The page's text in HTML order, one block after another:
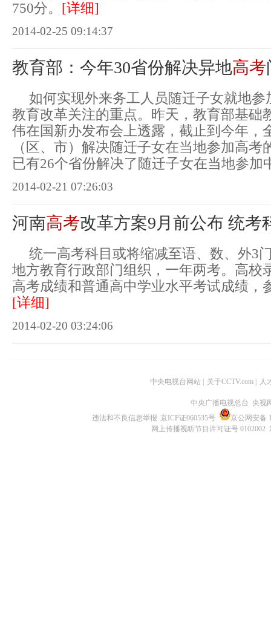
750分。 [详细]
2014-02-25 09:14:37
教育部：今年30省份解决异地高考
如何实现外来务工人员随迁子女就地
教育改革关注的重点。昨天，教育部基础
伟在国新办发布会上透露，截止到今年，
（区、市）解决随迁子女在当地参加高考
已有26个省份解决了随迁子女在当地参加
2014-02-21 07:26:03
河南高考改革方案9月前公布 统考
统一高考科目或将缩减至语、数、外3
地方教育行政部门组织，一年两考。高校
高考成绩和普通高中学业水平考试成绩，
[详细]
2014-02-20 03:24:06
中央电视台网站 关于CCTV.com 人
中央广播电视总台 央视
违法和不良信息举报 京ICP证060535号
京公网安备
网上传播视听节目许可证号 0102002